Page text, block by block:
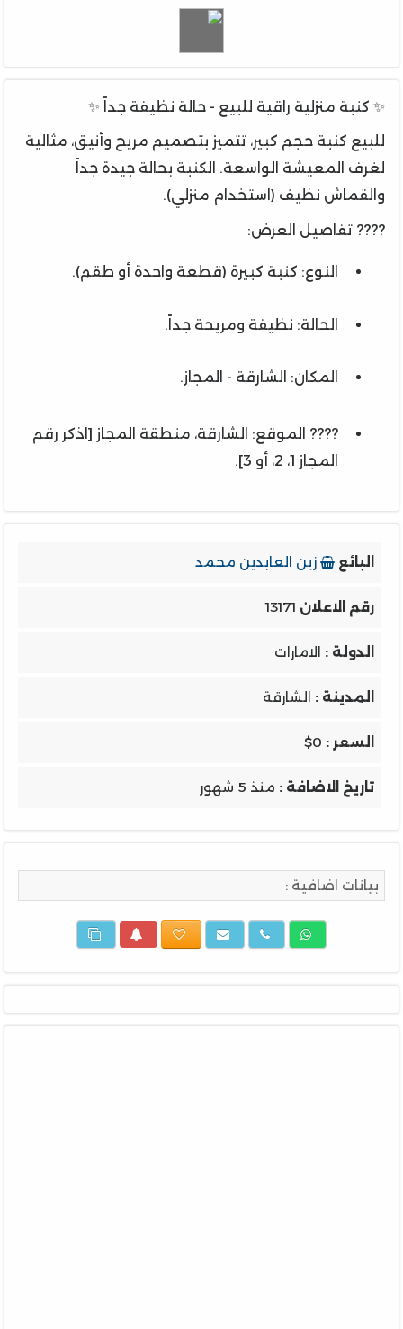
✨ كنبة منزلية راقية للبيع - حالة نظيفة جداً ✨
للبيع كنبة حجم كبير، تتميز بتصميم مريح وأنيق، مثالية
لغرف المعيشة الواسعة. الكنبة بحالة جيدة جداً
والقماش نظيف (استخدام منزلي).
???? تفاصيل العرض:
النوع: كنبة كبيرة (قطعة واحدة أو طقم).
الحالة: نظيفة ومريحة جداً.
المكان: الشارقة - المجاز.
???? الموقع: الشارقة، منطقة المجاز [اذكر رقم
المجاز 1، 2، أو 3].
البائع زين العابدين محمد
رقم الاعلان 13171
الدولة : الامارات
المدينة : الشارقة
السعر : $0
تاريخ الاضافة : منذ 5 شهور
بيانات اضافية :